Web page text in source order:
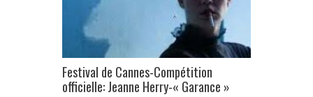
Festival de Cannes-Compétition
officielle: Jeanne Herry-« Garance »